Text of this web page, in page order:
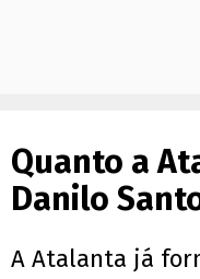
Quanto a
Danilo
A Atalanta já